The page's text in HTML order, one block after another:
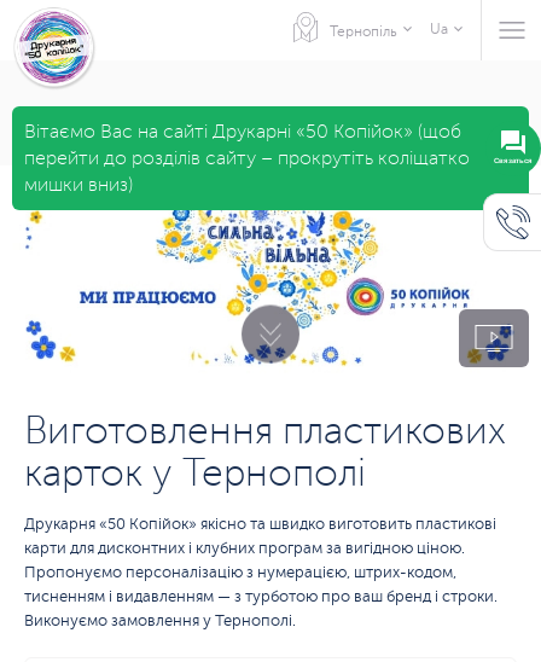
Тернопіль Ua
Вітаємо Вас на сайті Друкарні «50 Копійок» (щоб
перейти до розділів сайту – прокрутіть коліщатко
мишки вниз)
Виготовлення пластикових
карток у Тернополі
Друкарня «50 Копійок» якісно та швидко виготовить пластикові
карти для дисконтних і клубних програм за вигідною ціною.
Пропонуємо персоналізацію з нумерацією, штрих-кодом,
тисненням і видавленням — з турботою про ваш бренд і строки.
Виконуємо замовлення у Тернополі.
Связаться